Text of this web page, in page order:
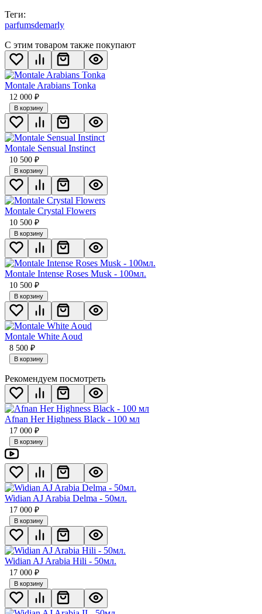
Теги:
parfumsdemarly
С этим товаром также покупают
Montale Arabians Tonka
12 000 ₽
В корзину
Montale Sensual Instinct
10 500 ₽
В корзину
Montale Crystal Flowers
10 500 ₽
В корзину
Montale Intense Roses Musk - 100мл.
10 500 ₽
В корзину
Montale White Aoud
8 500 ₽
В корзину
Рекомендуем посмотреть
Afnan Her Highness Black - 100 мл
17 000 ₽
В корзину
Widian AJ Arabia Delma - 50мл.
17 000 ₽
В корзину
Widian AJ Arabia Hili - 50мл.
17 000 ₽
В корзину